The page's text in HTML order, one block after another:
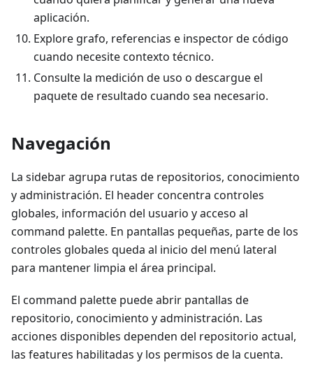
aplicación.
Explore grafo, referencias e inspector de código
cuando necesite contexto técnico.
Consulte la medición de uso o descargue el
paquete de resultado cuando sea necesario.
Navegación
La sidebar agrupa rutas de repositorios, conocimiento
y administración. El header concentra controles
globales, información del usuario y acceso al
command palette. En pantallas pequeñas, parte de los
controles globales queda al inicio del menú lateral
para mantener limpia el área principal.
El command palette puede abrir pantallas de
repositorio, conocimiento y administración. Las
acciones disponibles dependen del repositorio actual,
las features habilitadas y los permisos de la cuenta.